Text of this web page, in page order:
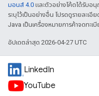
มอนส์ 4.0 และตัวอย่างโค้ดได้รับอนุ
ระบุไว้เป็นอย่างอื่น โปรดดูรายละเอี
Java เป็นเครื่องหมายการค้าจดทะ
อัปเดตล่าสุด 2026-04-27 UTC
LinkedIn
YouTube